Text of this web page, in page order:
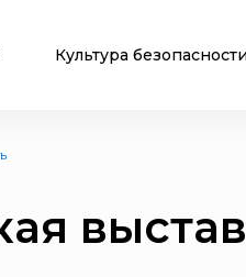
Культура безопасности